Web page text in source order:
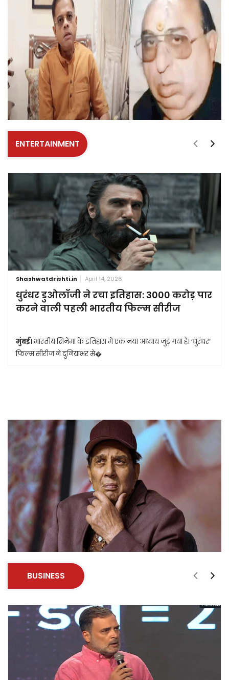
ENTERTAINMENT
Shashwatdrishti.in April 14, 2026
धुरंधर डुओलॉजी ने रचा इतिहास: 3000 करोड़ पार
करने वाली पहली भारतीय फिल्म सीरीज
मुंबई। भारतीय सिनेमा के इतिहास में एक नया अध्याय जुड़ गया है। ‘धुरंधर’
फिल्म सीरीज ने दुनियाभर मे�
BUSINESS